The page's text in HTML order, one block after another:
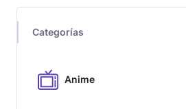
Categorías
Anime